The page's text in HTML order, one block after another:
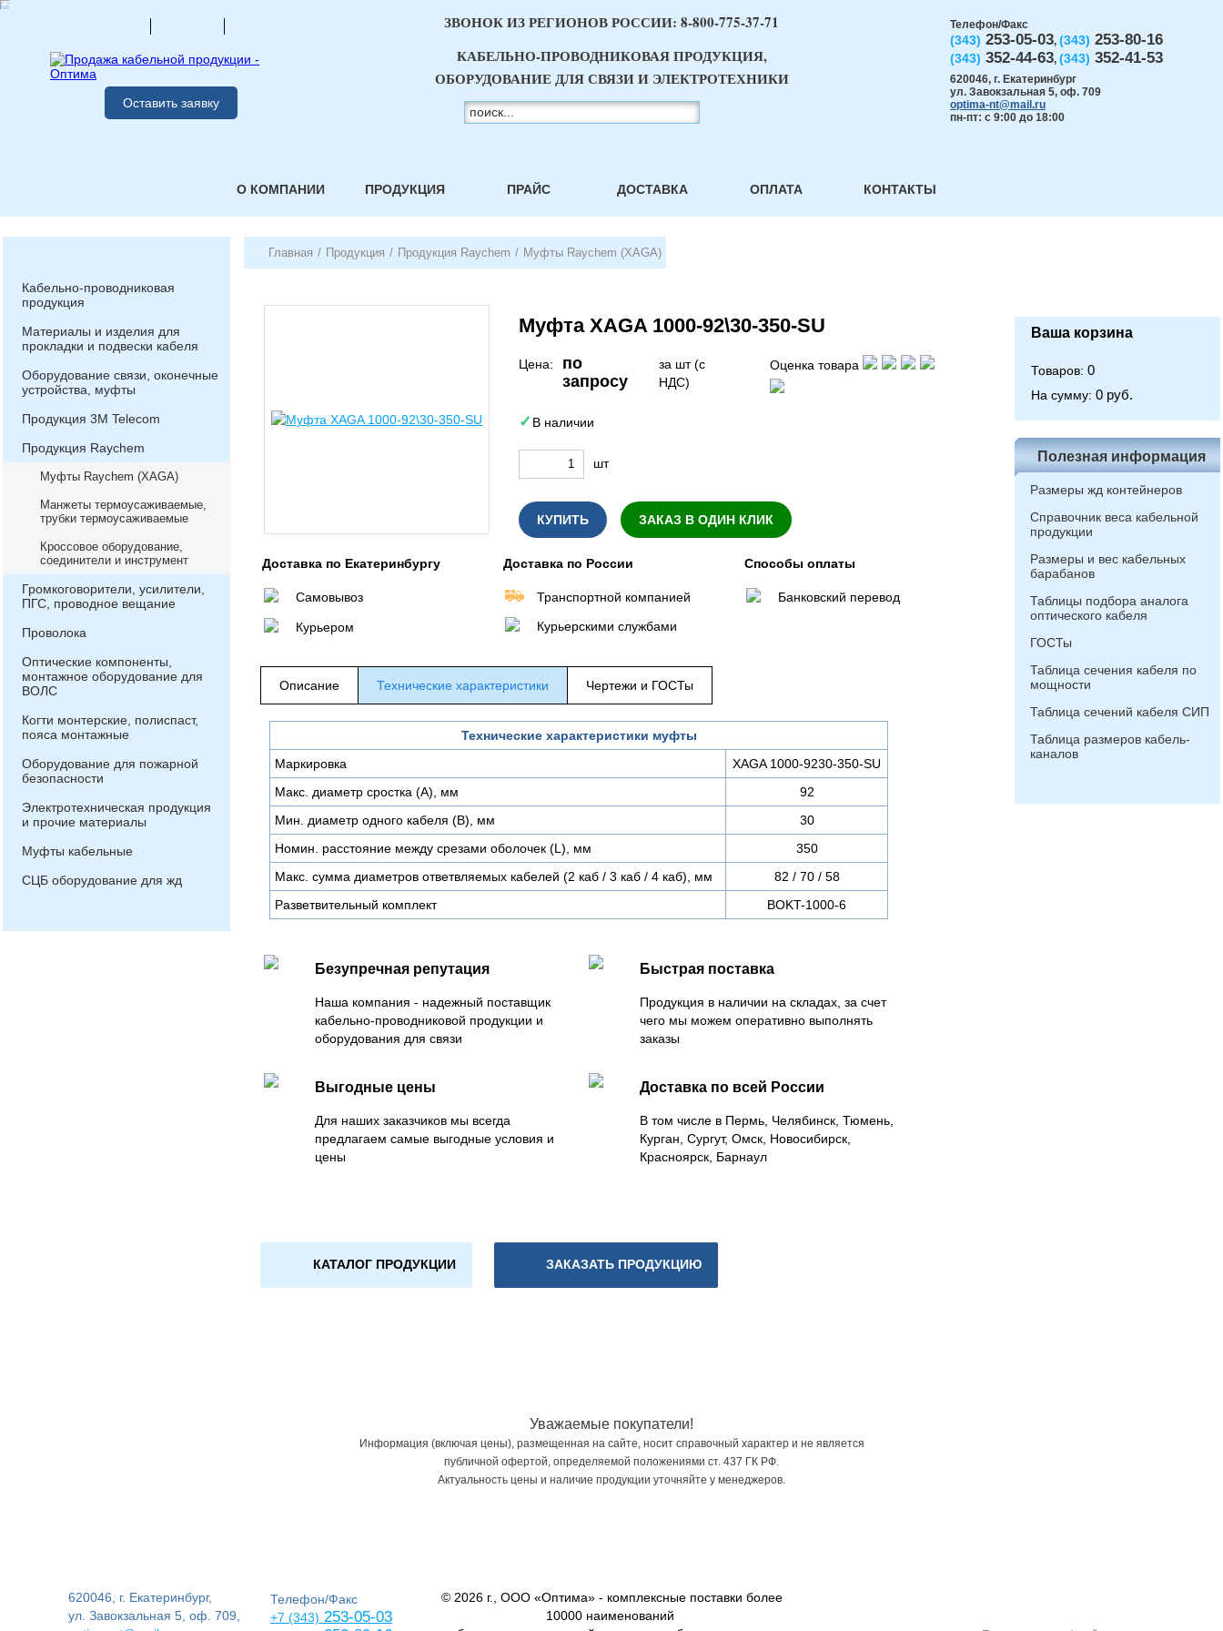
Оставить заявку
Телефон/Факс
(343) 253-05-03, (343) 253-80-16
(343) 352-44-63, (343) 352-41-53
620046, г. Екатеринбург
ул. Завокзальная 5, оф. 709
optima-nt@mail.ru
пн-пт: с 9:00 до 18:00
ЗВОНОК ИЗ РЕГИОНОВ РОССИИ: 8-800-775-37-71
КАБЕЛЬНО-ПРОВОДНИКОВАЯ ПРОДУКЦИЯ,
ОБОРУДОВАНИЕ ДЛЯ СВЯЗИ И ЭЛЕКТРОТЕХНИКИ
О КОМПАНИИ ПРОДУКЦИЯ ПРАЙС ДОСТАВКА ОПЛАТА КОНТАКТЫ
Кабельно-проводниковая
продукция
Материалы и изделия для
прокладки и подвески кабеля
Оборудование связи, оконечные
устройства, муфты
Продукция 3М Telecom
Продукция Raychem
Муфты Raychem (XAGA)
Манжеты термоусаживаемые,
трубки термоусаживаемые
Кроссовое оборудование,
соединители и инструмент
Громкоговорители, усилители,
ПГС, проводное вещание
Проволока
Оптические компоненты,
монтажное оборудование для
ВОЛС
Когти монтерские, полиспаст,
пояса монтажные
Оборудование для пожарной
безопасности
Электротехническая продукция
и прочие материалы
Муфты кабельные
СЦБ оборудование для жд
Главная / Продукция / Продукция Raychem / Муфты Raychem (XAGA)
Муфта XAGA 1000-92\30-350-SU
Цена:
по
запросу
за шт (с
НДС)
Оценка товара
В наличии
шт
КУПИТЬ ЗАКАЗ В ОДИН КЛИК
Доставка по Екатеринбургу
Самовывоз
Курьером
Доставка по России
Транспортной компанией
Курьерскими службами
Способы оплаты
Банковский перевод
Описание Технические характеристики Чертежи и ГОСТы
Технические характеристики муфты
Маркировка
XAGA 1000-9230-350-SU
Макс. диаметр сростка (А), мм
92
Мин. диаметр одного кабеля (В), мм
30
Номин. расстояние между срезами оболочек (L), мм
350
Макс. сумма диаметров ответвляемых кабелей (2 каб / 3 каб / 4 каб), мм
82 / 70 / 58
Разветвительный комплект
BOKT-1000-6
Безупречная репутация
Наша компания - надежный поставщик
кабельно-проводниковой продукции и
оборудования для связи
Быстрая поставка
Продукция в наличии на складах, за счет
чего мы можем оперативно выполнять
заказы
Выгодные цены
Для наших заказчиков мы всегда
предлагаем самые выгодные условия и
цены
Доставка по всей России
В том числе в Пермь, Челябинск, Тюмень,
Курган, Сургут, Омск, Новосибирск,
Красноярск, Барнаул
КАТАЛОГ ПРОДУКЦИИ ЗАКАЗАТЬ ПРОДУКЦИЮ
Ваша корзина
Товаров: 0
На сумму: 0 руб.
Полезная информация
Размеры жд контейнеров
Справочник веса кабельной
продукции
Размеры и вес кабельных
барабанов
Таблицы подбора аналога
оптического кабеля
ГОСТы
Таблица сечения кабеля по
мощности
Таблица сечений кабеля СИП
Таблица размеров кабель-
каналов
Уважаемые покупатели!
Информация (включая цены), размещенная на сайте, носит справочный характер и не является
публичной офертой, определяемой положениями ст. 437 ГК РФ.
Актуальность цены и наличие продукции уточняйте у менеджеров.
620046, г. Екатеринбург,
ул. Завокзальная 5, оф. 709,
Телефон/Факс
+7 (343) 253-05-03
© 2026 г., ООО «Оптима» - комплексные поставки более
10000 наименований